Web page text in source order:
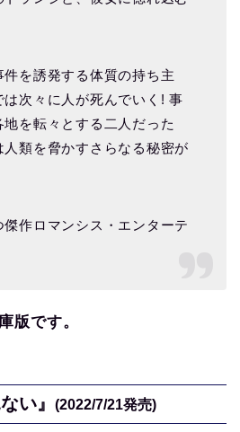
件を誘発する体質の持ち主
は次々に人が死んでいく! 事
を転々とする二人だった
類を脅かすさらなる秘密が
作ロマンシス・エンターテ
版です。
い』 (2022/7/21発売)